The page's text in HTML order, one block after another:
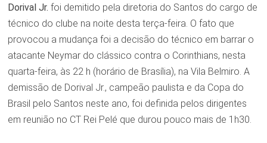
Dorival Jr. foi demitido pela diretoria do Santos do cargo de
técnico do clube na noite desta terça-feira. O fato que
provocou a mudança foi a decisão do técnico em barrar o
atacante Neymar do clássico contra o Corinthians, nesta
quarta-feira, às 22 h (horário de Brasília), na Vila Belmiro. A
demissão de Dorival Jr., campeão paulista e da Copa do
Brasil pelo Santos neste ano, foi definida pelos dirigentes
em reunião no CT Rei Pelé que durou pouco mais de 1h30.